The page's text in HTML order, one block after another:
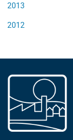
2013
2012